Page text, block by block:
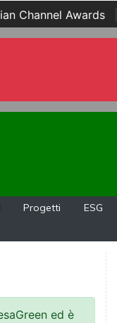
Channel Awards
Progetti ESG
ed è